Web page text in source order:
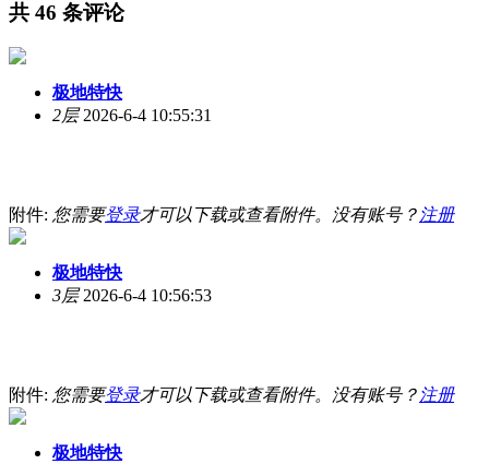
共 46 条评论
极地特快
2层2026-6-4 10:55:31
附件: 您需要登录才可以下载或查看附件。没有账号？ 注册
极地特快
3层2026-6-4 10:56:53
附件: 您需要登录才可以下载或查看附件。没有账号？ 注册
极地特快